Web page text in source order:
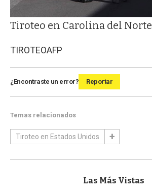
Tiroteo en Carolina del Norte
TIROTEOAFP
¿Encontraste un error? Reportar
Temas relacionados
Tiroteo en Estados Unidos
Las Más Vistas